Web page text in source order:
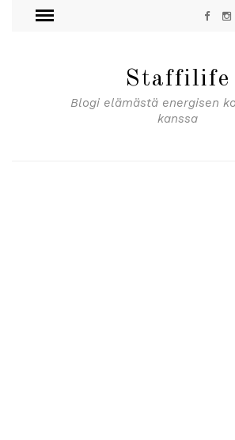
Staffilife
Blogi elämästä energisen
kanssa